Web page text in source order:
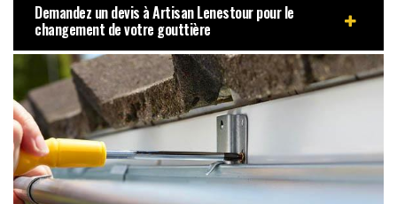
Demandez un devis à Artisan Lenestour pour le
changement de votre gouttière